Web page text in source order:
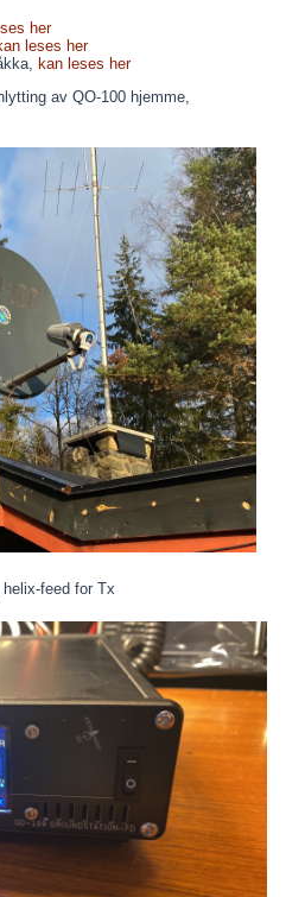
her
leses her
kan leses her
av QO-100 hjemme,
feed for Tx